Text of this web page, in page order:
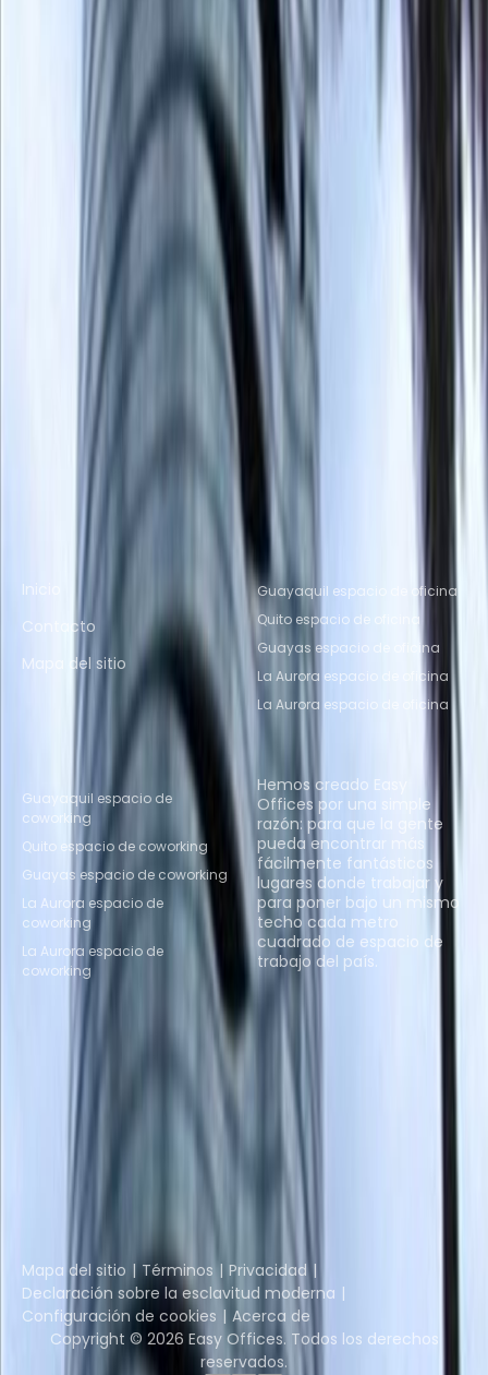
de $229
por mes
Av. 6 de Diciembre e Ignacio Bossano, Edificio
Forum Century, 170135
de $205
por mes
Av 12 de Octubre y Coruña esquina, 170523
por mes
Av León Febres-Cordero Km 1, Guayas, Avalon
Plaza 3rd Floor, 090602
Oficinas cercanas
Espacio De Oficina Guayaquil
Oficina Cuenca
Espacio de coworking cercano
Espacio De Coworking Guayaquil
Coworking Cuenca
Enlaces rápidos
Inicio
Contacto
Mapa del sitio
populares
Guayaquil espacio de oficina
Quito espacio de oficina
Guayas espacio de oficina
La Aurora espacio de oficina
La Aurora espacio de oficina
Ubicaciones de espacio
de coworking populares
Guayaquil espacio de
coworking
Quito espacio de coworking
Guayas espacio de coworking
La Aurora espacio de
coworking
La Aurora espacio de
coworking
Hemos creado Easy
Offices por una simple
razón: para que la gente
pueda encontrar más
fácilmente fantásticos
lugares donde trabajar y
para poner bajo un mismo
techo cada metro
cuadrado de espacio de
trabajo del país.
Coworkintel
Instant Group
Mapa del sitio Términos
Privacidad
Declaración sobre la esclavitud moderna
Configuración de cookies
Acerca de
Copyright © 2026 Easy Offices. Todos los derechos
reservados.